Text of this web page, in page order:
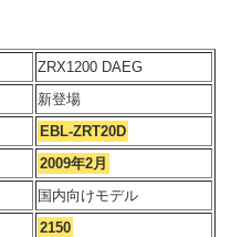
ZRX1200 DAEG
新登場
EBL-ZRT20D
2009年2月
国内向けモデル
2150